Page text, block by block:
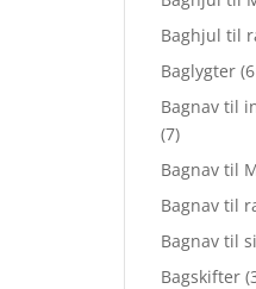
Baghjul til
Baglygter
Bagnav til
(7)
Bagnav til
Bagnav til
Bagnav til
Bagskifter